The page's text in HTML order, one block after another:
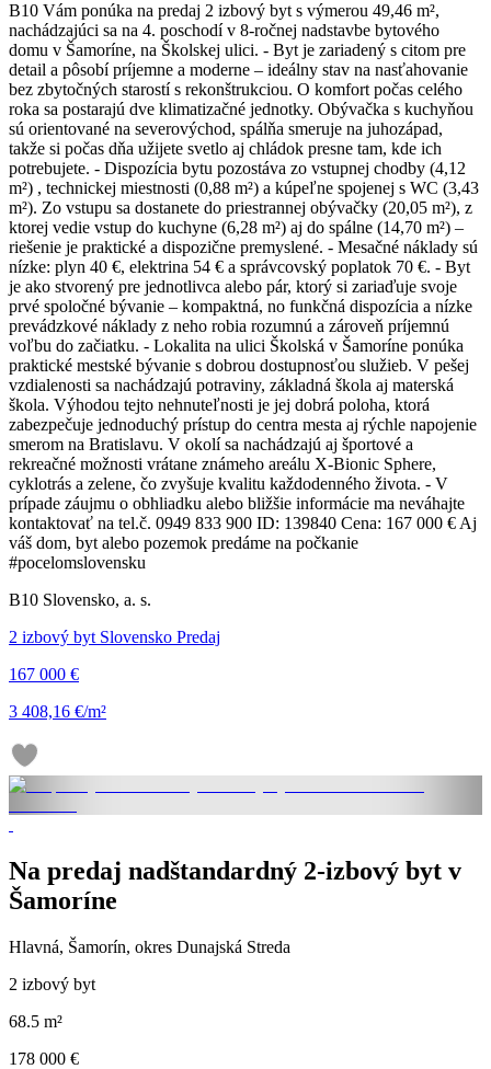
B10 Vám ponúka na predaj 2 izbový byt s výmerou 49,46 m²,
nachádzajúci sa na 4. poschodí v 8-ročnej nadstavbe bytového
domu v Šamoríne, na Školskej ulici. - Byt je zariadený s citom pre
detail a pôsobí príjemne a moderne – ideálny stav na nasťahovanie
bez zbytočných starostí s rekonštrukciou. O komfort počas celého
roka sa postarajú dve klimatizačné jednotky. Obývačka s kuchyňou
sú orientované na severovýchod, spálňa smeruje na juhozápad,
takže si počas dňa užijete svetlo aj chládok presne tam, kde ich
potrebujete. - Dispozícia bytu pozostáva zo vstupnej chodby (4,12
m²) , technickej miestnosti (0,88 m²) a kúpeľne spojenej s WC (3,43
m²). Zo vstupu sa dostanete do priestrannej obývačky (20,05 m²), z
ktorej vedie vstup do kuchyne (6,28 m²) aj do spálne (14,70 m²) –
riešenie je praktické a dispozične premyslené. - Mesačné náklady sú
nízke: plyn 40 €, elektrina 54 € a správcovský poplatok 70 €. - Byt
je ako stvorený pre jednotlivca alebo pár, ktorý si zariaďuje svoje
prvé spoločné bývanie – kompaktná, no funkčná dispozícia a nízke
prevádzkové náklady z neho robia rozumnú a zároveň príjemnú
voľbu do začiatku. - Lokalita na ulici Školská v Šamoríne ponúka
praktické mestské bývanie s dobrou dostupnosťou služieb. V pešej
vzdialenosti sa nachádzajú potraviny, základná škola aj materská
škola. Výhodou tejto nehnuteľnosti je jej dobrá poloha, ktorá
zabezpečuje jednoduchý prístup do centra mesta aj rýchle napojenie
smerom na Bratislavu. V okolí sa nachádzajú aj športové a
rekreačné možnosti vrátane známeho areálu X-Bionic Sphere,
cyklotrás a zelene, čo zvyšuje kvalitu každodenného života. - V
prípade záujmu o obhliadku alebo bližšie informácie ma neváhajte
kontaktovať na tel.č. 0949 833 900 ID: 139840 Cena: 167 000 € Aj
váš dom, byt alebo pozemok predáme na počkanie
#pocelomslovensku
B10 Slovensko, a. s.
2 izbový byt Slovensko Predaj
167 000 €
3 408,16 €/m²
Na predaj nadštandardný 2-izbový byt v
Šamoríne
Hlavná, Šamorín, okres Dunajská Streda
2 izbový byt
68.5 m²
178 000 €